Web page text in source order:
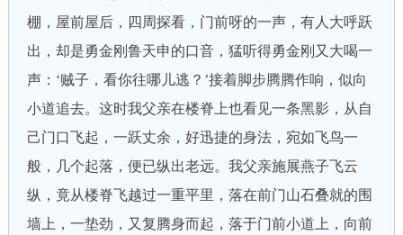
棚，屋前屋后，四周探看，门前呀的一声，有人大呼跃
出，却是勇金刚鲁天申的口音，猛听得勇金刚又大喝一
声：‘贼子，看你往哪儿逃？’接着脚步腾腾作响，似向
小道追去。这时我父亲在楼脊上也看见一条黑影，从自
己门口飞起，一跃丈余，好迅捷的身法，宛如飞鸟一
般，几个起落，便已纵出老远。我父亲施展燕子飞云
纵，竟从楼脊飞越过一重平里，落在前门山石叠就的围
墙上，一垫劲，又复腾身而起，落于门前小道上，向前